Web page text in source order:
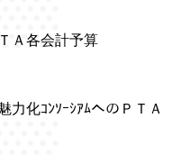
ＴＡ各会計予算
化ｺﾝｿｰｼｱﾑへのＰＴＡ